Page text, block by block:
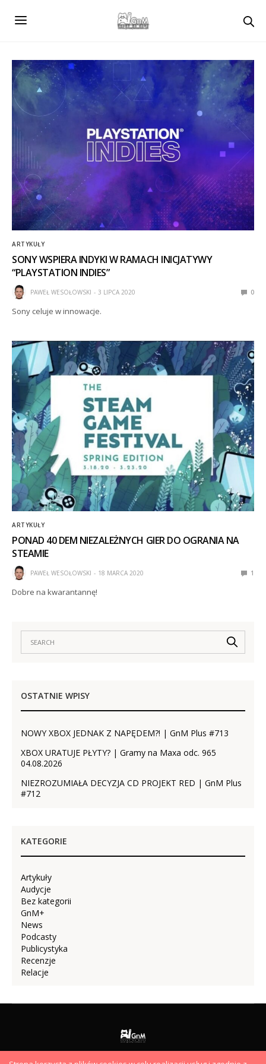
ARTYKUŁY
SONY WSPIERA INDYKI W RAMACH INICJATYWY
“PLAYSTATION INDIES”
PAWEŁ WESOŁOWSKI 3 LIPCA 2020 0
Sony celuje w innowacje.
ARTYKUŁY
PONAD 40 DEM NIEZALEŻNYCH GIER DO OGRANIA NA
STEAMIE
PAWEŁ WESOŁOWSKI 18 MARCA 2020 1
Dobre na kwarantannę!
OSTATNIE WPISY
NOWY XBOX JEDNAK Z NAPĘDEM?! | GnM Plus #713
XBOX URATUJE PŁYTY? | Gramy na Maxa odc. 965
04.08.2026
NIEZROZUMIAŁA DECYZJA CD PROJEKT RED | GnM Plus
#712
KATEGORIE
Artykuły
Audycje
Bez kategorii
GnM+
News
Podcasty
Publicystyka
Recenzje
Relacje